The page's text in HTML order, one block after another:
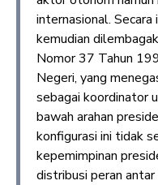
internasional.
kemudian
Nomor 37 Tahun
Negeri, yang
sebagai koordinator
bawah arahan
konfigurasi ini tidak
kepemimpinan
distribusi peran antar